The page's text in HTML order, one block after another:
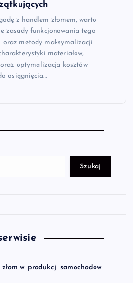
z handlem złomem, warto
zasady funkcjonowania tego
oraz metody maksymalizacji
materiałów,
optymalizacja kosztów
osiągnięcia…
Szukaj
w produkcji samochodów